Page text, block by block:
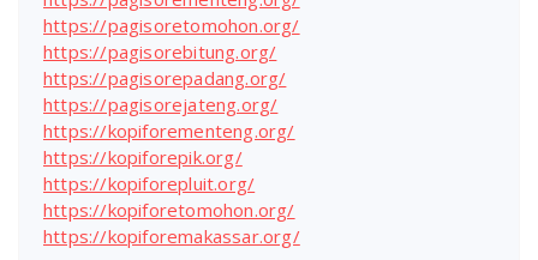
https://pagisoretomohon.org/
https://pagisorebitung.org/
https://pagisorepadang.org/
https://pagisorejateng.org/
https://kopiforementeng.org/
https://kopiforepik.org/
https://kopiforepluit.org/
https://kopiforetomohon.org/
https://kopiforemakassar.org/